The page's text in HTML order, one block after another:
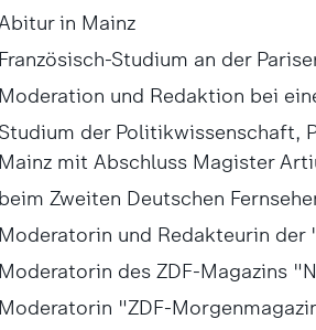
in Mainz
Französisch-Studium an der
Moderation und Redaktion bei
Studium der Politikwissenschaft,
Mainz mit Abschluss Magister
beim Zweiten Deutschen
Moderatorin und Redakteurin
Moderatorin des ZDF-Magazins
Moderatorin "ZDF-